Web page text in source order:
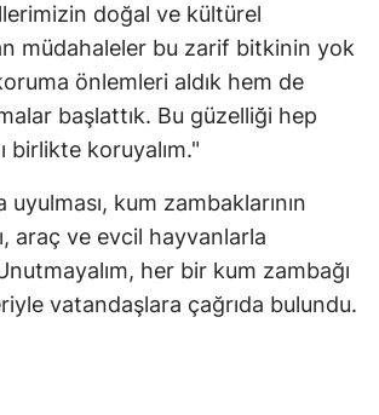
doğal ve kültürel
müdahaleler bu zarif bitkinin yok
önlemleri aldık hem de
başlattık. Bu güzelliği hep
birlikte koruyalım."
kum zambaklarının
araç ve evcil hayvanlarla
her bir kum zambağı
vatandaşlara çağrıda bulundu.